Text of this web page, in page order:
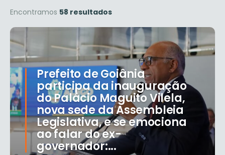
Encontramos 58 resultados
Prefeito de Goiânia
participa da inauguração
do Palácio Maguito Vilela,
nova sede da Assembleia
Legislativa, e se emociona
ao falar do ex-
governador:...